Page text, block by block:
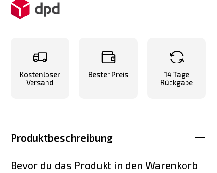
Kostenloser
Versand
Bester Preis
14 Tage
Rückgabe
Produktbeschreibung
Bevor du das Produkt in den Warenkorb